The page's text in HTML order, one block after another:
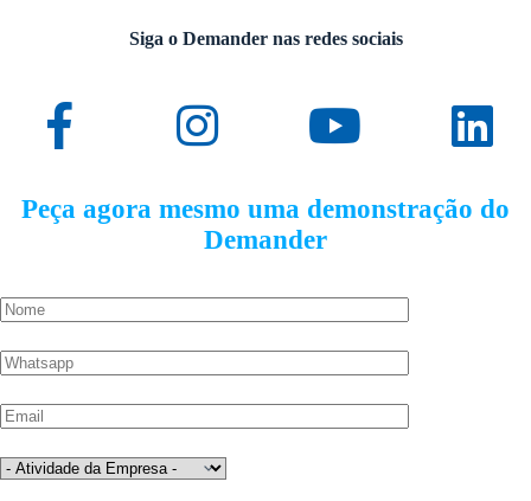
Siga o Demander nas redes sociais
Peça agora mesmo uma demonstração do
Demander